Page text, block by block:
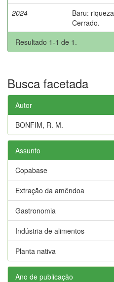
2024
Baru:
Cerrado.
Resultado 1-1 de 1.
Busca facetada
Autor
BONFIM, R. M.
Assunto
Copabase
Extração da amêndoa
Gastronomia
Indústria de alimentos
Planta nativa
Ano de publicação